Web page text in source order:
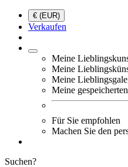
€ (EUR)
Verkaufen
Meine
Meine
Meine
Meine
Für Sie empfohlen
Machen Sie den
Suchen?